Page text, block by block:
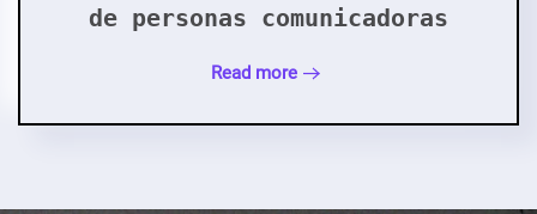
de personas comunicadoras
Read more